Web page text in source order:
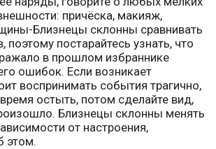
причёска, макияж,
Близнецы склонны сравнивать
поэтому постарайтесь узнать, что
в прошлом избраннике
ошибок. Если возникает
воспринимать события трагично,
остыть, потом сделайте вид,
Близнецы склонны менять
от настроения,
этом.